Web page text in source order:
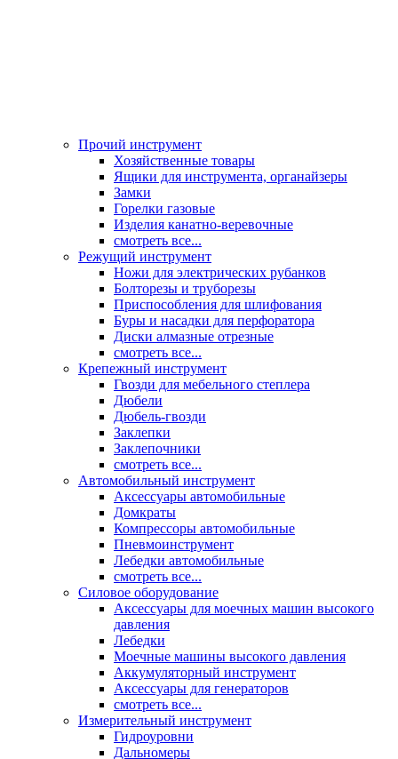
Прочий инструмент
Хозяйственные товары
Ящики для инструмента, органайзеры
Замки
Горелки газовые
Изделия канатно-веревочные
смотреть все...
Режущий инструмент
Ножи для электрических рубанков
Болторезы и труборезы
Приспособления для шлифования
Буры и насадки для перфоратора
Диски алмазные отрезные
смотреть все...
Крепежный инструмент
Гвозди для мебельного степлера
Дюбели
Дюбель-гвозди
Заклепки
Заклепочники
смотреть все...
Автомобильный инструмент
Аксессуары автомобильные
Домкраты
Компрессоры автомобильные
Пневмоинструмент
Лебедки автомобильные
смотреть все...
Силовое оборудование
Аксессуары для моечных машин высокого
давления
Лебедки
Моечные машины высокого давления
Аккумуляторный инструмент
Аксессуары для генераторов
смотреть все...
Измерительный инструмент
Гидроуровни
Дальномеры